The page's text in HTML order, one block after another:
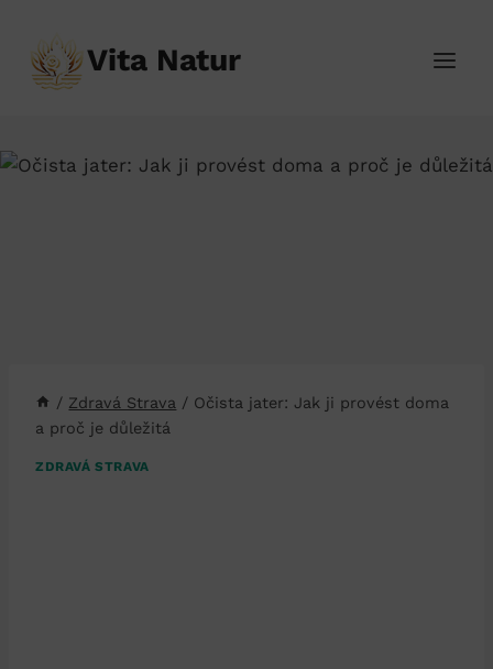
obsah
Vita Natur
/ Zdravá Strava / Očista jater: Jak ji provést doma
a proč je důležitá
ZDRAVÁ STRAVA